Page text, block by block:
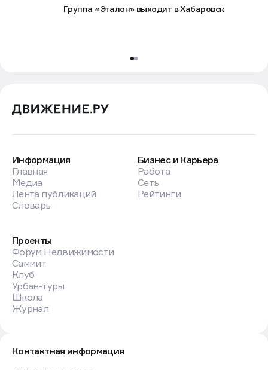
Группа «Эталон» выходит в Хабаровск
Информация
Главная
Медиа
Лента публикаций
Словарь
Бизнес и Карьера
Работа
Сеть
Рейтинги
Проекты
Форум Недвижимости
Саммит
Клуб
Урбан-туры
Школа
Журнал
Контактная информация